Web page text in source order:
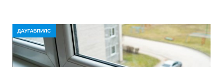
ДАУГАВПИЛС